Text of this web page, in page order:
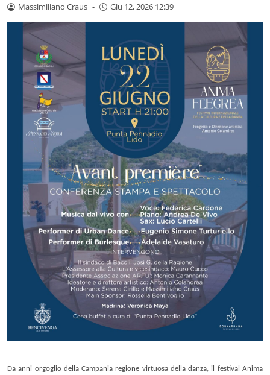
Massimiliano Craus - Giu 12, 2026 12:39
Da anni orgoglio della Campania regione virtuosa della danza, il festival Anima